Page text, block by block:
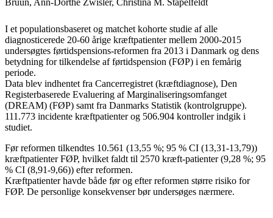
Bruun, Ann-Dorthe Zwisler, Christina M. Stapelfeldt
I et populationsbaseret og matchet kohorte studie af alle
diagnosticerede 20-60 årige kræftpatienter mellem 2000-2015
undersøgtes førtidspensions-reformen fra 2013 i Danmark og dens
betydning for tilkendelse af førtidspension (FØP) i en femårig
periode.
Data blev indhentet fra Cancerregistret (kræftdiagnose), Den
Registerbaserede Evaluering af Marginaliseringsomfanget
(DREAM) (FØP) samt fra Danmarks Statistik (kontrolgruppe).
111.773 incidente kræftpatienter og 506.904 kontroller indgik i
studiet.
Før reformen tilkendtes 10.561 (13,55 %; 95 % CI (13,31-13,79))
kræftpatienter FØP, hvilket faldt til 2570 kræft-patienter (9,28 %; 95
% CI (8,91-9,66)) efter reformen.
Kræftpatienter havde både før og efter reformen større risiko for
FØP. De personlige konsekvenser bør undersøges nærmere.